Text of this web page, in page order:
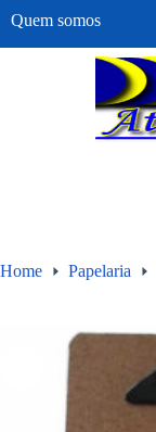
Quem somos
Home Papelaria